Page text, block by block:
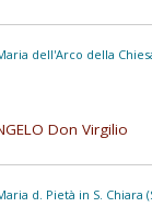
dell'Arco della
Don Virgilio
d. Pietà in S. Chiara